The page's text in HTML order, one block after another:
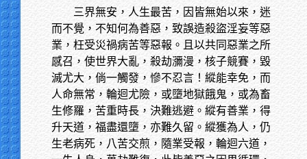
三界無安，人生最苦，因皆無始以來，迷
而不覺，不知何為善惡，致誤造殺盜淫妄等惡
業，枉受災禍病苦等惡報。且以共同惡業之所
感召，使世界大亂，殺劫瀰漫，核子競賽，毀
滅尤大，倘一觸發，慘不忍言！縱能幸免，而
人命無常，輪迴尤險，或墮地獄餓鬼，或為畜
生修羅，苦重時長，決難逃避。縱有善業，得
升天道，福盡還墮，亦難久留。縱獲為人，仍
生老病死，八苦交煎，隨業受報，輪迴六道，